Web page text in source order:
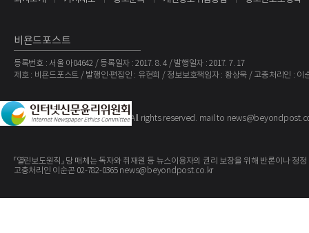
비욘드포스트
등록번호 : 서울 아04642 / 등록일자 : 2017. 8. 4 / 발행일자 : 2017. 7. 17
제호 : 비욘드포스트 / 발행인·편집인 : 유현희 / 정보보호책임자 : 황상욱 / 고충처리인 : 이
Copyright ©The BeyondPost. All rights reserved. mail to
「열린보도원칙」 당 매체는 독자와 취재원 등 뉴스이용자의 권리 보장을 위해 반론이나
고충처리인 이순곤 02-782-0365 news@beyondpost.co.kr